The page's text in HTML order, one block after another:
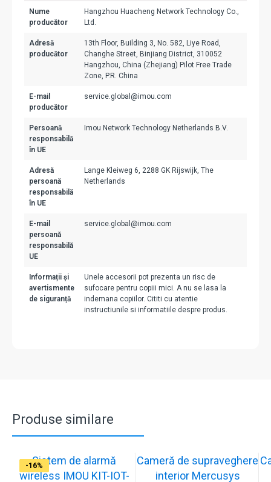
Nume
producător
Hangzhou Huacheng Network Technology Co.,
Ltd.
Adresă
producător
13th Floor, Building 3, No. 582, Liye Road,
Changhe Street, Binjiang District, 310052
Hangzhou, China (Zhejiang) Pilot Free Trade
Zone, P.R. China
E-mail
producător
service.global@imou.com
Persoană
responsabilă
în UE
Imou Network Technology Netherlands B.V.
Adresă
persoană
responsabilă
în UE
Lange Kleiweg 6, 2288 GK Rijswijk, The
Netherlands
E-mail
persoană
responsabilă
UE
service.global@imou.com
Informații și
avertismente
de siguranță
Unele accesorii pot prezenta un risc de
sufocare pentru copiii mici. A nu se lasa la
indemana copiilor. Cititi cu atentie
instructiunile si informatiile despre produs.
Produse similare
-31%
Sistem de alarmă
wireless IMOU KIT-IOT-
-19%
Cameră de supraveghere
interior Mercusys
-21%
-13%
-15%
-20%
-12%
-13%
-16%